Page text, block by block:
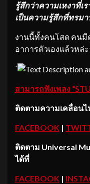
รู้สึกว่าความเหงาที่เ
เป็นความรู้สึกที่ทรมา
งานนี้ทั้งคนโสด คนมี
อาการตัวเองแล้วหล่
`
สามารถฟังเพลง
ติดตามความเคลื่อนไ
FACEBOOK |
ติดตาม Universal
ได้ที่
FACEBOOK |